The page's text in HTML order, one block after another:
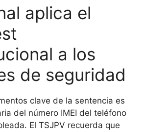
aplica el
a los
de seguridad
clave de la sentencia es
del número IMEI del teléfono
El TSJPV recuerda que